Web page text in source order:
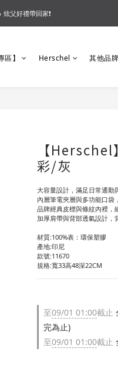
❗超值入手就趁現在🔥
❗超值入手就趁現在🔥
區】 Herschel 其他品牌
【
彩/灰
大容量設計，滿足日常通勤
內層筆電夾層與多功能口袋
品牌經典皮標與條紋內裡，
加厚肩帶與背部透氣設計，
材質:100%表：環保塑膠
產地:印尼
款號:11670
規格:寬33高48深22CM
至09/01 01:00截止
完為止)
至09/01 01:00截止